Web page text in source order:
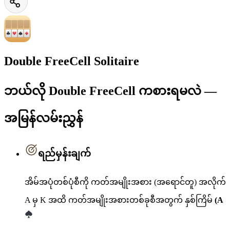
Double FreeCell Solitaire
ဘယ်လို Double FreeCell ကစားရမလဲ —
အမြန်လမ်းညွှန်
ရည်မှန်းချက်
အိမ်အပုံတစ်ပုံစီကို ကတ်အမျိုးအစား (အရောင်တူ) အလိုက်
A မှ K အထိ ကတ်အမျိုးအစားတစ်ခုစီအတွက် နှစ်ကြိမ် (A